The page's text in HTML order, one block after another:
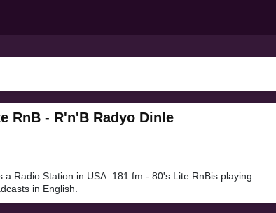
RnB - R'n'B Radyo Dinle
a Radio Station in USA. 181.fm - 80's Lite RnBis playing
in English.